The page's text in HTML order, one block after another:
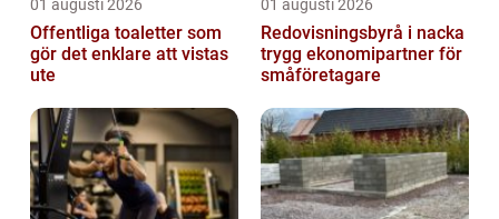
01 augusti 2026
Offentliga toaletter som
gör det enklare att vistas
ute
01 augusti 2026
Redovisningsbyrå i nacka
trygg ekonomipartner för
småföretagare